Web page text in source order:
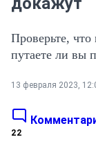
Проверьте,
путаете ли вы
13 февраля 2023,
22